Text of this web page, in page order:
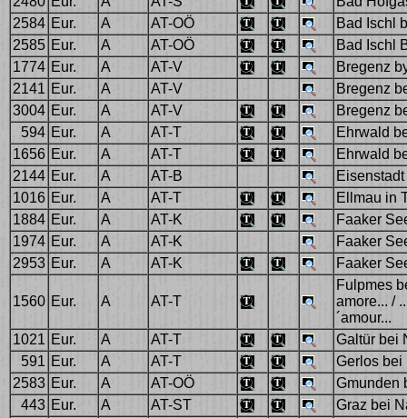
2584 Eur. A AT-OÖ
Bad Ischl
2585 Eur. A AT-OÖ
Bad Ischl
1774 Eur. A AT-V
Bregenz
2141 Eur. A AT-V
Bregenz
3004 Eur. A AT-V
Bregenz
594 Eur. A AT-T
Ehrwald
1656 Eur. A AT-T
Ehrwald
2144 Eur. A AT-B
1016 Eur. A AT-T
Ellmau in
1884 Eur. A AT-K
Faaker
1974 Eur. A AT-K
Faaker
2953 Eur. A AT-K Faaker
1560 Eur. A AT-T
Fulpmes
amore... /
´amour...
1021 Eur. A AT-T
Galtür bei
591 Eur. A AT-T
Gerlos bei
2583 Eur. A AT-OÖ
Gmunden
443 Eur. A AT-ST
Graz bei